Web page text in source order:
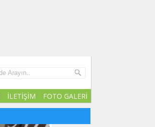
İLETİŞİM FOTO GALERİ